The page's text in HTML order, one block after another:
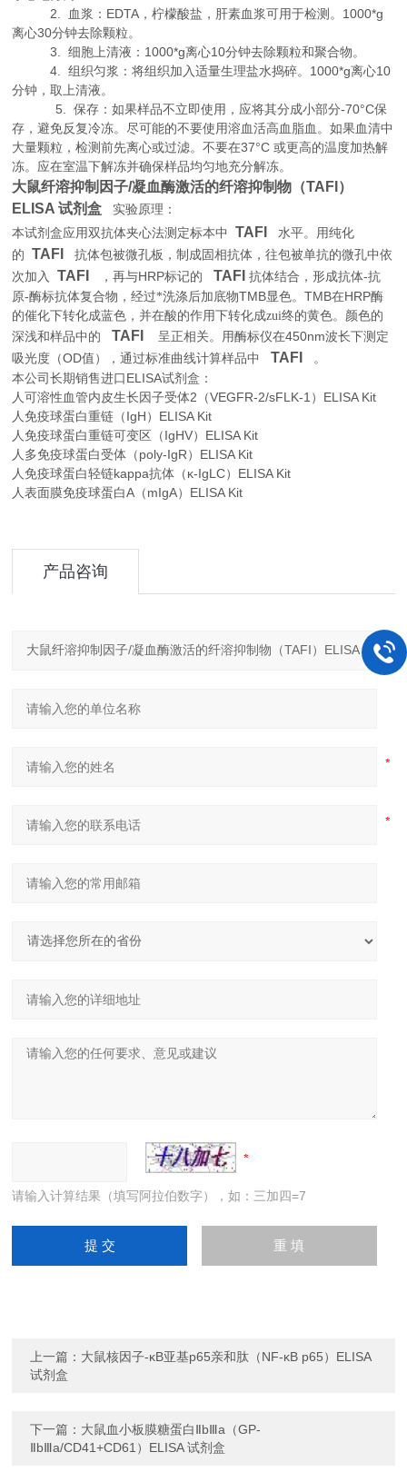
2. 血浆：EDTA，柠檬酸盐，肝素血浆可用于检测。1000*g
离心30分钟去除颗粒。
3. 细胞上清液：1000*g离心10分钟去除颗粒和聚合物。
4. 组织匀浆：将组织加入适量生理盐水捣碎。1000*g离心10
分钟，取上清液。
5. 保存：如果样品不立即使用，应将其分成小部分-70°C保
存，避免反复冷冻。尽可能的不要使用溶血活高血脂血。如果血清中
大量颗粒，检测前先离心或过滤。不要在37°C 或更高的温度加热解
冻。应在室温下解冻并确保样品均匀地充分解冻。
大鼠纤溶抑制因子/凝血酶激活的纤溶抑制物（TAFI）
ELISA 试剂盒
实验原理 ：
本试剂盒应用双抗体夹心法测定标本中
TAFI
水平。用纯化
的
TAFI
抗体包被微孔板，制成固相抗体，往包被单抗的微孔中依
次加入
TAFI ，再与HRP标记的 TAFI 抗体结合，形成抗体-抗
原-酶标抗体复合物，经过*洗涤后加底物TMB显色。TMB在HRP酶
的催化下转化成蓝色，并在酸的作用下转化成zui终的黄色。颜色的
深浅和样品中的
TAFI 呈正相关。用酶标仪在450nm波长下测定
吸光度（OD值），通过标准曲线计算样品中 TAFI
。
本公司长期销售进口ELISA试剂盒：
人可溶性血管内皮生长因子受体2（VEGFR-2/sFLK-1）ELISA Kit
人免疫球蛋白重链（IgH）ELISA Kit
人免疫球蛋白重链可变区（IgHV）ELISA Kit
人多免疫球蛋白受体（poly-IgR）ELISA Kit
人免疫球蛋白轻链kappa抗体（κ-IgLC）ELISA Kit
人表面膜免疫球蛋白A（mIgA）ELISA Kit
产品咨询
请输入计算结果（填写阿拉伯数字），如：三加四=7
上一篇： 大鼠核因子-κB亚基p65亲和肽（NF-κB p65）ELISA
试剂盒
下一篇： 大鼠血小板膜糖蛋白ⅡbⅢa（GP-
ⅡbⅢa/CD41+CD61）ELISA 试剂盒